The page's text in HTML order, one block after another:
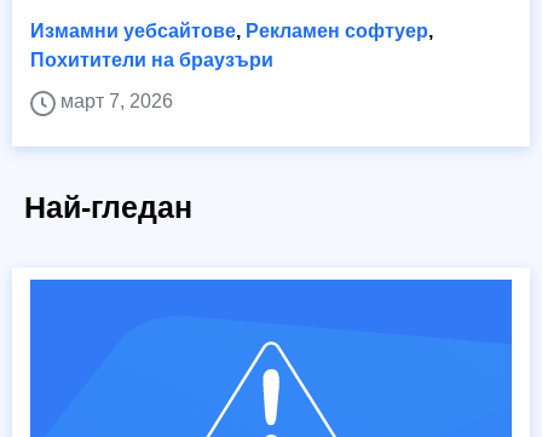
Измамни уебсайтове, Рекламен софтуер,
Похитители на браузъри
март 7, 2026
Най-гледан